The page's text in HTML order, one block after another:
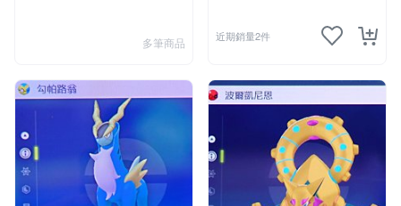
多筆商品 近期銷量2件